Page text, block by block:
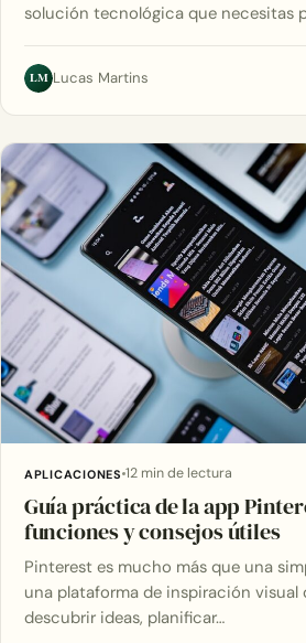
solución tecnológica que necesitas
LM Lucas Martins
APLICACIONES 12 min de lectura
Guía práctica de la app
funciones y consejos útiles
Pinterest es mucho más que una
una plataforma de inspiración visual
descubrir ideas, planificar…